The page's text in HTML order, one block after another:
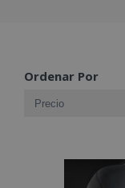
Ordenar Por